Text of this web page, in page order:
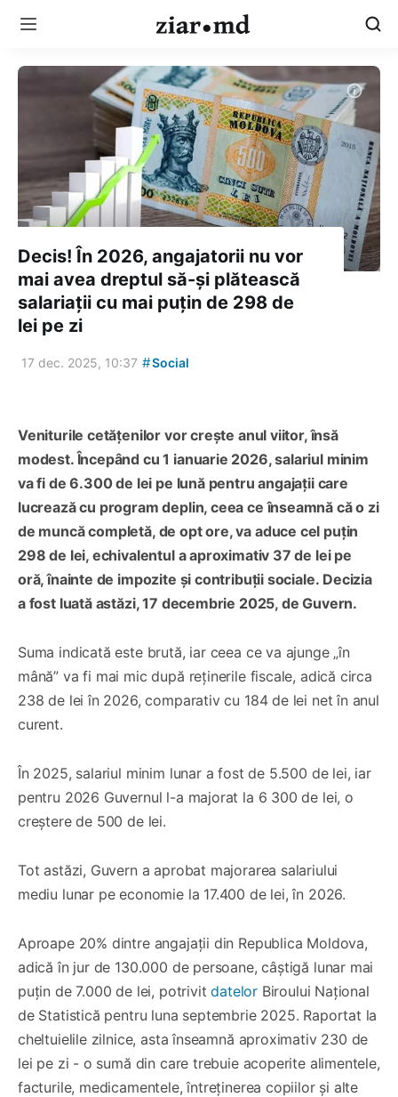
Decis! În 2026, angajatorii nu vor
mai avea dreptul să-și plătească
salariații cu mai puțin de 298 de
lei pe zi
17 dec. 2025, 10:37 #Social
Veniturile cetățenilor vor crește anul viitor, însă
modest. Începând cu 1 ianuarie 2026, salariul minim
va fi de 6.300 de lei pe lună pentru angajații care
lucrează cu program deplin, ceea ce înseamnă că o zi
de muncă completă, de opt ore, va aduce cel puțin
298 de lei, echivalentul a aproximativ 37 de lei pe
oră, înainte de impozite și contribuții sociale. Decizia
a fost luată astăzi, 17 decembrie 2025, de Guvern.
Suma indicată este brută, iar ceea ce va ajunge „în
mână” va fi mai mic după reținerile fiscale, adică circa
238 de lei în 2026, comparativ cu 184 de lei net în anul
curent.
În 2025, salariul minim lunar a fost de 5.500 de lei, iar
pentru 2026 Guvernul l-a majorat la 6 300 de lei, o
creștere de 500 de lei.
Tot astăzi, Guvern a aprobat majorarea salariului
mediu lunar pe economie la 17.400 de lei, în 2026.
Aproape 20% dintre angajații din Republica Moldova,
adică în jur de 130.000 de persoane, câștigă lunar mai
puțin de 7.000 de lei, potrivitdatelor Biroului Național
de Statistică pentru luna septembrie 2025. Raportat la
cheltuielile zilnice, asta înseamnă aproximativ 230 de
lei pe zi - o sumă din care trebuie acoperite alimentele,
facturile, medicamentele, întreținerea copiilor și alte